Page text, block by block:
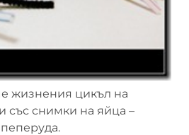
жизнения цикъл на
със снимки на яйца –
пеперуда.